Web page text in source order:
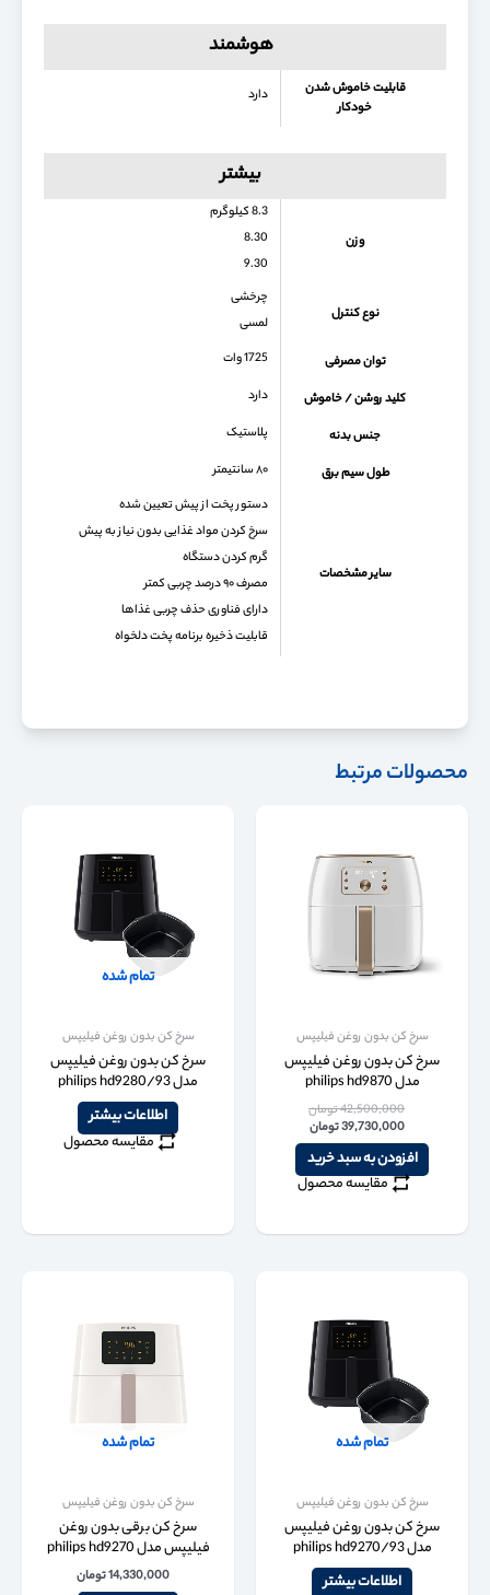
هوشمند
قابلیت خاموش شدن
خودکار
دارد
بیشتر
وزن
8.3 کیلوگرم
8.30
9.30
نوع کنترل
چرخشی
لمسی
توان مصرفی
1725 وات
کلید روشن / خاموش دارد
جنس بدنه پلاستیک
طول سیم برق ۸۰ سانتیمتر
سایر مشخصات
دستور پخت از پیش تعیین شده
سرخ کردن مواد غذایی بدون نیاز به پیش
گرم کردن دستگاه
مصرف ۹۰ درصد چربی کمتر
دارای فناوری حذف چربی غذاها
قابلیت ذخیره برنامه پخت دلخواه
محصولات مرتبط
سرخ کن بدون روغن فیلیپس
سرخ کن بدون روغن فیلیپس
مدل philips hd9870
42,500,000تومان
39,730,000تومان
افزودن به سبد خرید
مقایسه محصول
تمام شده
سرخ کن بدون روغن فیلیپس
سرخ کن بدون روغن فیلیپس
مدل philips hd9280/93
اطلاعات بیشتر
مقایسه محصول
تمام شده
سرخ کن بدون روغن فیلیپس
سرخ کن بدون روغن فیلیپس
مدل philips hd9270/93
اطلاعات بیشتر
تمام شده
سرخ کن بدون روغن فیلیپس
سرخ کن برقی بدون روغن
فیلیپس مدل philips hd9270
14,330,000تومان